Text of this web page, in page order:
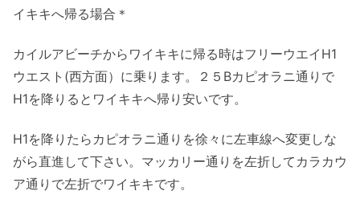
イキキへ帰る場合＊
カイルアビーチからワイキキに帰る時はフリーウエイH1
ウエスト(西方面）に乗ります。２５Bカピオラニ通りで
H1を降りるとワイキキへ帰り安いです。
H1を降りたらカピオラニ通りを徐々に左車線へ変更しな
がら直進して下さい。マッカリー通りを左折してカラカウ
ア通りで左折でワイキキです。